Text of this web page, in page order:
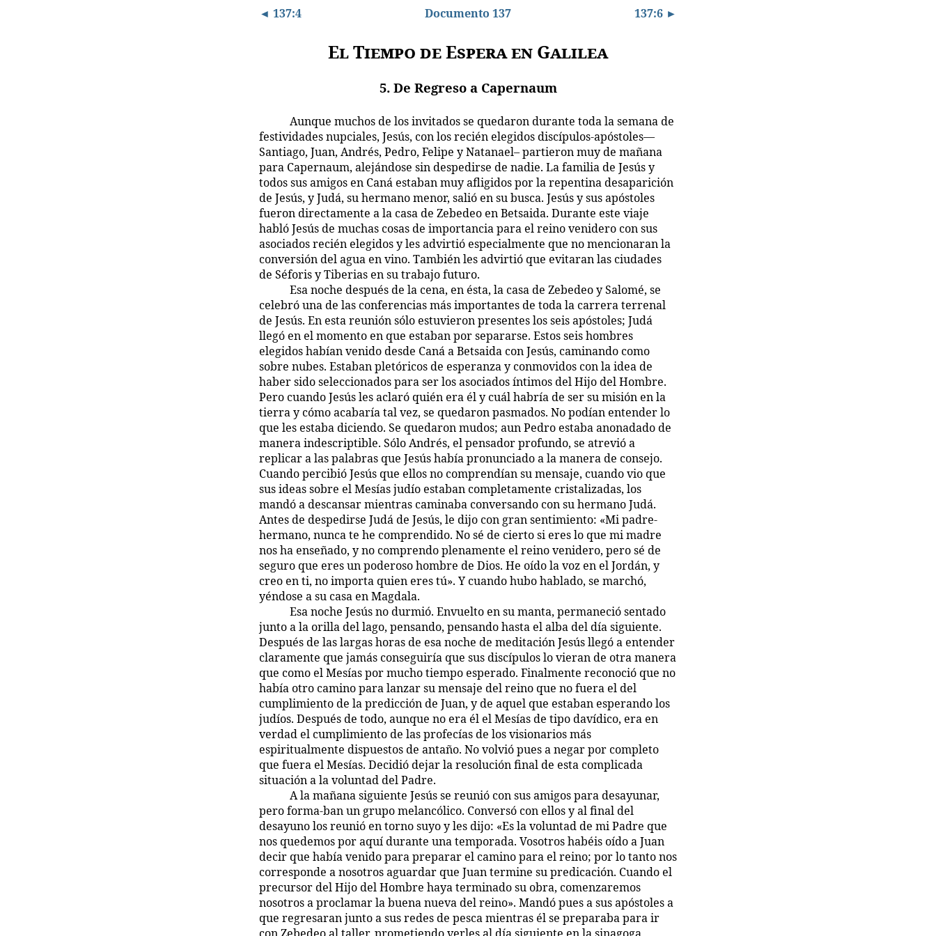
◄ 137:4 Documento 137 137:6 ►
El Tiempo de Espera en Galilea
5. De Regreso a Capernaum
Aunque muchos de los invitados se quedaron durante toda la semana de
festividades nupciales, Jesús, con los recién elegidos discípulos-apóstoles—
Santiago, Juan, Andrés, Pedro, Felipe y Natanael– partieron muy de mañana
para Capernaum, alejándose sin despedirse de nadie. La familia de Jesús y
todos sus amigos en Caná estaban muy afligidos por la repentina desaparición
de Jesús, y Judá, su hermano menor, salió en su busca. Jesús y sus apóstoles
fueron directamente a la casa de Zebedeo en Betsaida. Durante este viaje
habló Jesús de muchas cosas de importancia para el reino venidero con sus
asociados recién elegidos y les advirtió especialmente que no mencionaran la
conversión del agua en vino. También les advirtió que evitaran las ciudades
de Séforis y Tiberias en su trabajo futuro.
Esa noche después de la cena, en ésta, la casa de Zebedeo y Salomé, se
celebró una de las conferencias más importantes de toda la carrera terrenal
de Jesús. En esta reunión sólo estuvieron presentes los seis apóstoles; Judá
llegó en el momento en que estaban por separarse. Estos seis hombres
elegidos habían venido desde Caná a Betsaida con Jesús, caminando como
sobre nubes. Estaban pletóricos de esperanza y conmovidos con la idea de
haber sido seleccionados para ser los asociados íntimos del Hijo del Hombre.
Pero cuando Jesús les aclaró quién era él y cuál habría de ser su misión en la
tierra y cómo acabaría tal vez, se quedaron pasmados. No podían entender lo
que les estaba diciendo. Se quedaron mudos; aun Pedro estaba anonadado de
manera indescriptible. Sólo Andrés, el pensador profundo, se atrevió a
replicar a las palabras que Jesús había pronunciado a la manera de consejo.
Cuando percibió Jesús que ellos no comprendían su mensaje, cuando vio que
sus ideas sobre el Mesías judío estaban completamente cristalizadas, los
mandó a descansar mientras caminaba conversando con su hermano Judá.
Antes de despedirse Judá de Jesús, le dijo con gran sentimiento: «Mi padre-
hermano, nunca te he comprendido. No sé de cierto si eres lo que mi madre
nos ha enseñado, y no comprendo plenamente el reino venidero, pero sé de
seguro que eres un poderoso hombre de Dios. He oído la voz en el Jordán, y
creo en ti, no importa quien eres tú». Y cuando hubo hablado, se marchó,
yéndose a su casa en Magdala.
Esa noche Jesús no durmió. Envuelto en su manta, permaneció sentado
junto a la orilla del lago, pensando, pensando hasta el alba del día siguiente.
Después de las largas horas de esa noche de meditación Jesús llegó a entender
claramente que jamás conseguiría que sus discípulos lo vieran de otra manera
que como el Mesías por mucho tiempo esperado. Finalmente reconoció que no
había otro camino para lanzar su mensaje del reino que no fuera el del
cumplimiento de la predicción de Juan, y de aquel que estaban esperando los
judíos. Después de todo, aunque no era él el Mesías de tipo davídico, era en
verdad el cumplimiento de las profecías de los visionarios más
espiritualmente dispuestos de antaño. No volvió pues a negar por completo
que fuera el Mesías. Decidió dejar la resolución final de esta complicada
situación a la voluntad del Padre.
A la mañana siguiente Jesús se reunió con sus amigos para desayunar,
pero forma-ban un grupo melancólico. Conversó con ellos y al final del
desayuno los reunió en torno suyo y les dijo: «Es la voluntad de mi Padre que
nos quedemos por aquí durante una temporada. Vosotros habéis oído a Juan
decir que había venido para preparar el camino para el reino; por lo tanto nos
corresponde a nosotros aguardar que Juan termine su predicación. Cuando el
precursor del Hijo del Hombre haya terminado su obra, comenzaremos
nosotros a proclamar la buena nueva del reino». Mandó pues a sus apóstoles a
que regresaran junto a sus redes de pesca mientras él se preparaba para ir